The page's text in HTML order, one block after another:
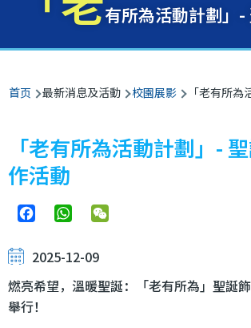
有所為活動計劃」
面
包
屑
首页 最新消息及活動 校園展影 「老有所為
「老有所為活動計劃」-
作活動
FacebookWhatsApp
2025-12-09
燃亮希望，溫暖聖誕：「老有所為」聖誕
舉行！